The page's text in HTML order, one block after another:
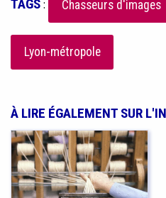
TAGS: Chasseurs d'images
Lyon-métropole
À LIRE ÉGALEMENT SUR